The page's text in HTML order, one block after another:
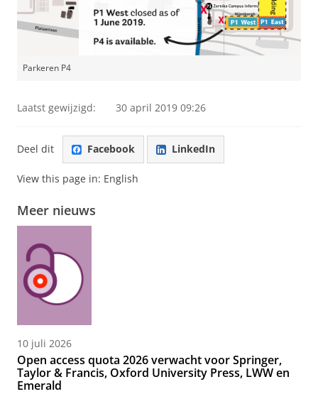
Parkeren P4
Laatst gewijzigd: 30 april 2019 09:26
Deel dit Facebook LinkedIn
View this page in: English
Meer nieuws
10 juli 2026
Open access quota 2026 verwacht voor Springer,
Taylor & Francis, Oxford University Press, LWW en
Emerald